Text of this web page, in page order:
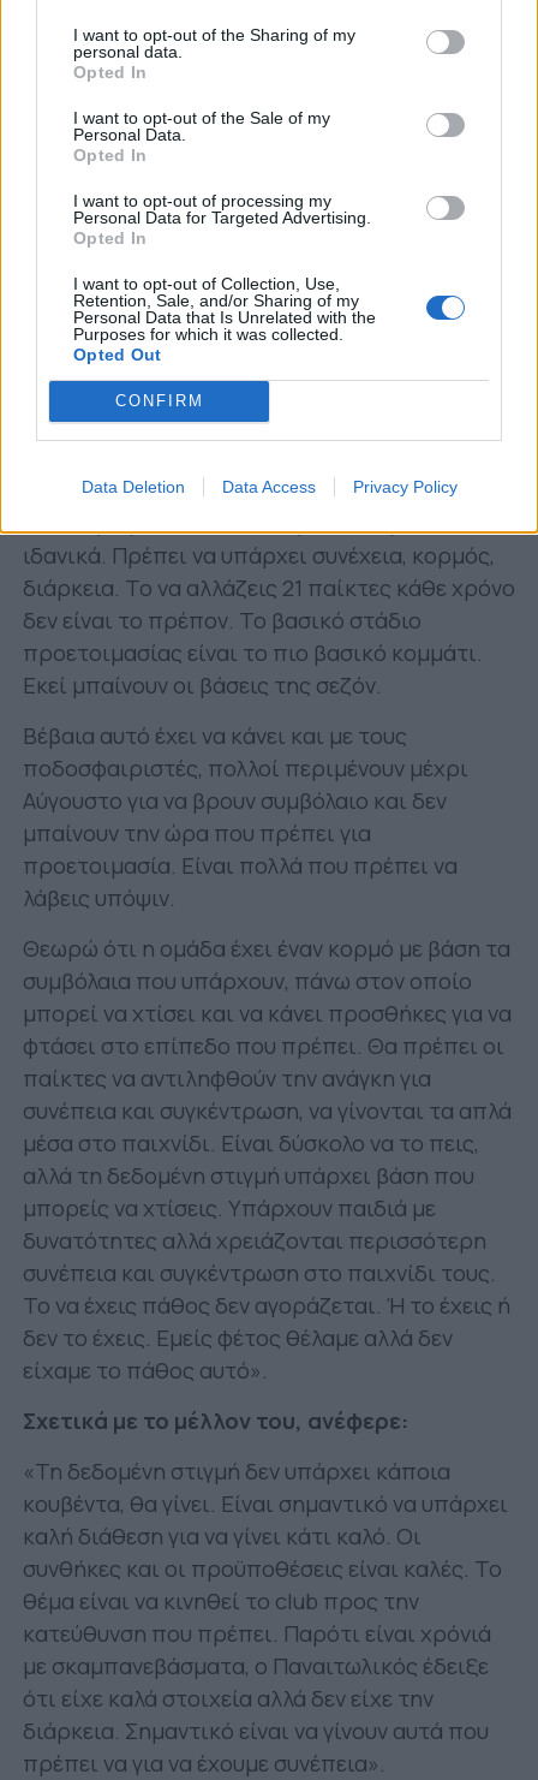
I want to opt-out of the Sharing of my
personal data.
Opted In
I want to opt-out of the Sale of my
Personal Data.
Opted In
I want to opt-out of processing my
Personal Data for Targeted Advertising.
Opted In
I want to opt-out of Collection, Use,
Retention, Sale, and/or Sharing of my
Personal Data that Is Unrelated with the
Purposes for which it was collected.
Opted Out
CONFIRM
Data Deletion Data Access Privacy Policy
στιγμή θα μπορούσε να ωθήσει στο βήμα
παραπάνω. Δεν λειτούργησε υπέρ μας. Ήταν
σημαντικό είναι να ηρεμήσει η ομάδα και ο
οργανισμός, να δούμε το επόμενο βήμα, να
παρθούν οι αποφάσεις που πρέπει».
Για τη σημασία της διατήρησης κορμού
τόνισε:
«Είναι σημαντικό να υπάρχει κορμός για να
χτίσεις και να εξελιχθείς. Υπάρχουν όμως
παράγοντες που δεν ελέγχονται. Μπορεί π.χ.
να συμφωνήσεις με έναν παίκτη και η γυναίκα
Έχει τύχει σε περιπτώσεις. Για τον
ιδανικά. Πρέπει να υπάρχει συνέχεια, κορμός,
διάρκεια. Το να αλλάζεις 21 παίκτες κάθε χρόνο
δεν είναι το πρέπον. Το βασικό στάδιο
προετοιμασίας είναι το πιο βασικό κομμάτι.
Εκεί μπαίνουν οι βάσεις της σεζόν.
Βέβαια αυτό έχει να κάνει και με τους
ποδοσφαιριστές, πολλοί περιμένουν μέχρι
Αύγουστο για να βρουν συμβόλαιο και δεν
μπαίνουν την ώρα που πρέπει για
προετοιμασία. Είναι πολλά που πρέπει να
λάβεις υπόψιν.
Θεωρώ ότι η ομάδα έχει έναν κορμό με βάση τα
συμβόλαια που υπάρχουν, πάνω στον οποίο
μπορεί να χτίσει και να κάνει προσθήκες για να
φτάσει στο επίπεδο που πρέπει. Θα πρέπει οι
παίκτες να αντιληφθούν την ανάγκη για
συνέπεια και συγκέντρωση, να γίνονται τα απλά
μέσα στο παιχνίδι. Είναι δύσκολο να το πεις,
αλλά τη δεδομένη στιγμή υπάρχει βάση που
μπορείς να χτίσεις. Υπάρχουν παιδιά με
δυνατότητες αλλά χρειάζονται περισσότερη
συνέπεια και συγκέντρωση στο παιχνίδι τους.
Το να έχεις πάθος δεν αγοράζεται. Ή το έχεις ή
δεν το έχεις. Εμείς φέτος θέλαμε αλλά δεν
είχαμε το πάθος αυτό».
Σχετικά με το μέλλον του, ανέφερε:
«Τη δεδομένη στιγμή δεν υπάρχει κάποια
κουβέντα, θα γίνει. Είναι σημαντικό να υπάρχει
καλή διάθεση για να γίνει κάτι καλό. Οι
συνθήκες και οι προϋποθέσεις είναι καλές. Το
θέμα είναι να κινηθεί το club προς την
κατεύθυνση που πρέπει. Παρότι είναι χρόνιά
με σκαμπανεβάσματα, ο Παναιτωλικός έδειξε
ότι είχε καλά στοιχεία αλλά δεν είχε την
διάρκεια. Σημαντικό είναι να γίνουν αυτά που
πρέπει να για να έχουμε συνέπεια».